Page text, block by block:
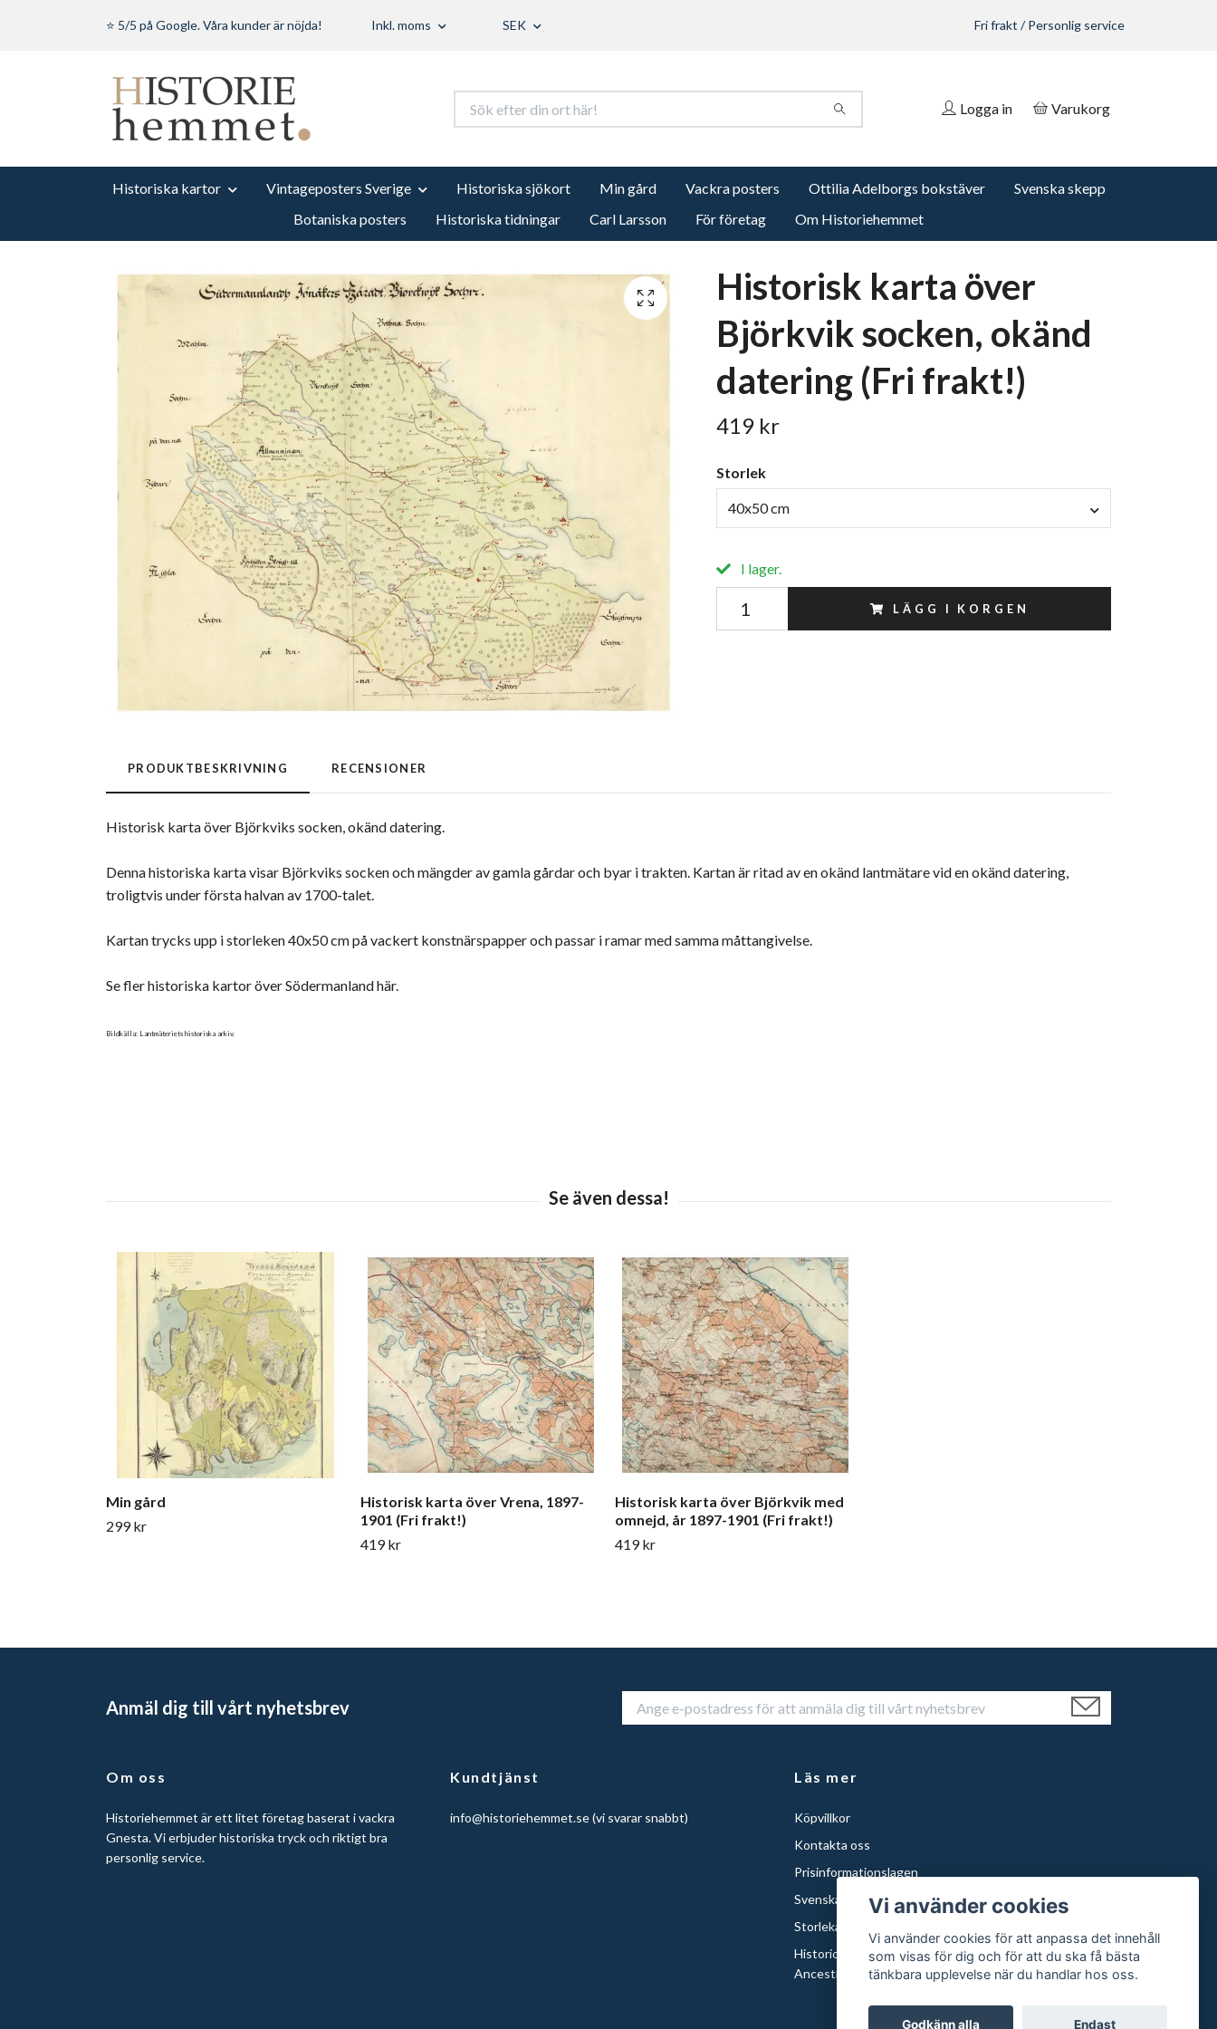
⭐ 5/5 på Google. Våra kunder är nöjda! Inkl. moms SEK Fri frakt / Personlig service
Logga in Varukorg
Historiska kartor Vintageposters Sverige Historiska sjökort Min gård Vackra posters Ottilia Adelborgs bokstäver
Svenska skepp
Botaniska posters
Historiska tidningar Carl Larsson För företag Om Historiehemmet
Historisk karta över
Björkvik socken, okänd
datering (Fri frakt!)
419 kr
Storlek
40x50 cm
I lager.
LÄGG I KORGEN
PRODUKTBESKRIVNING RECENSIONER
Historisk karta över Björkviks socken, okänd datering.
Denna historiska karta visar Björkviks socken och mängder av gamla gårdar och byar i trakten. Kartan är ritad av en okänd lantmätare vid en okänd datering,
troligtvis under första halvan av 1700-talet.
Kartan trycks upp i storleken 40x50 cm på vackert konstnärspapper och passar i ramar med samma måttangivelse.
Se fler historiska kartor över Södermanland här.
Bildkälla: Lantmäteriets historiska arkiv.
Min gård
299 kr
Historisk karta över Vrena, 1897-
1901 (Fri frakt!)
419 kr
Historisk karta över Björkvik med
omnejd, år 1897-1901 (Fri frakt!)
419 kr
Anmäl dig till vårt nyhetsbrev
Om oss
Historiehemmet är ett litet företag baserat i vackra
Gnesta. Vi erbjuder historiska tryck och riktigt bra
personlig service.
Kundtjänst
info@historiehemmet.se(vi svarar snabbt)
Läs mer
Köpvillkor
Kontakta oss
Prisinformationslagen
Svenska Städer
Storlekar och papper
Historical Maps of Sweden for Americans with Swedish
Ancestry | Histor
Vi använder cookies
Vi använder cookies för att anpassa det innehåll
som visas för dig och för att du ska få bästa
tänkbara upplevelse när du handlar hos oss.
Godkänn alla Endast